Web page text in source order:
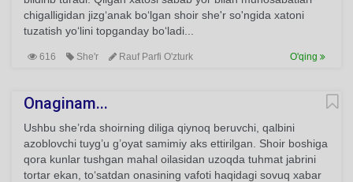
chigalligidan jizg‘anak bo‘lgan shoir she'r so'ngida xatoni
tuzatish yo‘lini topganday bo‘ladi...
616 She'r Rauf Parfi O'zturk O'qing
Onaginam...
Ushbu she’rda shoirning diliga qiynoq beruvchi, qalbini
azoblovchi tuyg’u g’oyat samimiy aks ettirilgan. Shoir boshiga
qora kunlar tushgan mahal oilasidan uzoqda tuhmat jabrini
tortar ekan, to‘satdan onasining vafoti haqidagi sovuq xabar